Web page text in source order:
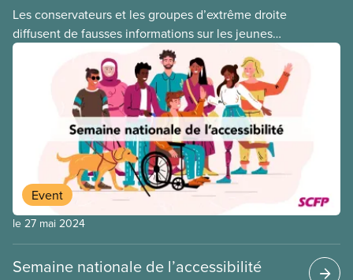
​Les conservateurs et les groupes d’extrême droite
diffusent de fausses informations sur les jeunes
2ELGBTQI+ dans l’espoir de semer la discorde dans
nos rangs. En ciblant les jeunes trans, ils cherchent
à détourner l’attention de leurs politiques
antiouvrières et alimentent la haine envers les
personnes vulnérables à des fins politiques. Les
gouvernements de droite sont gagnants lorsque la
division règne, lorsque les travailleuses et
travailleurs n’unissent pas leurs voix contre les
coupes dans les services publics, la crise du coût
de la vie ou tout autre problème.
Event
le 27 mai 2024
Semaine nationale de l’accessibilité